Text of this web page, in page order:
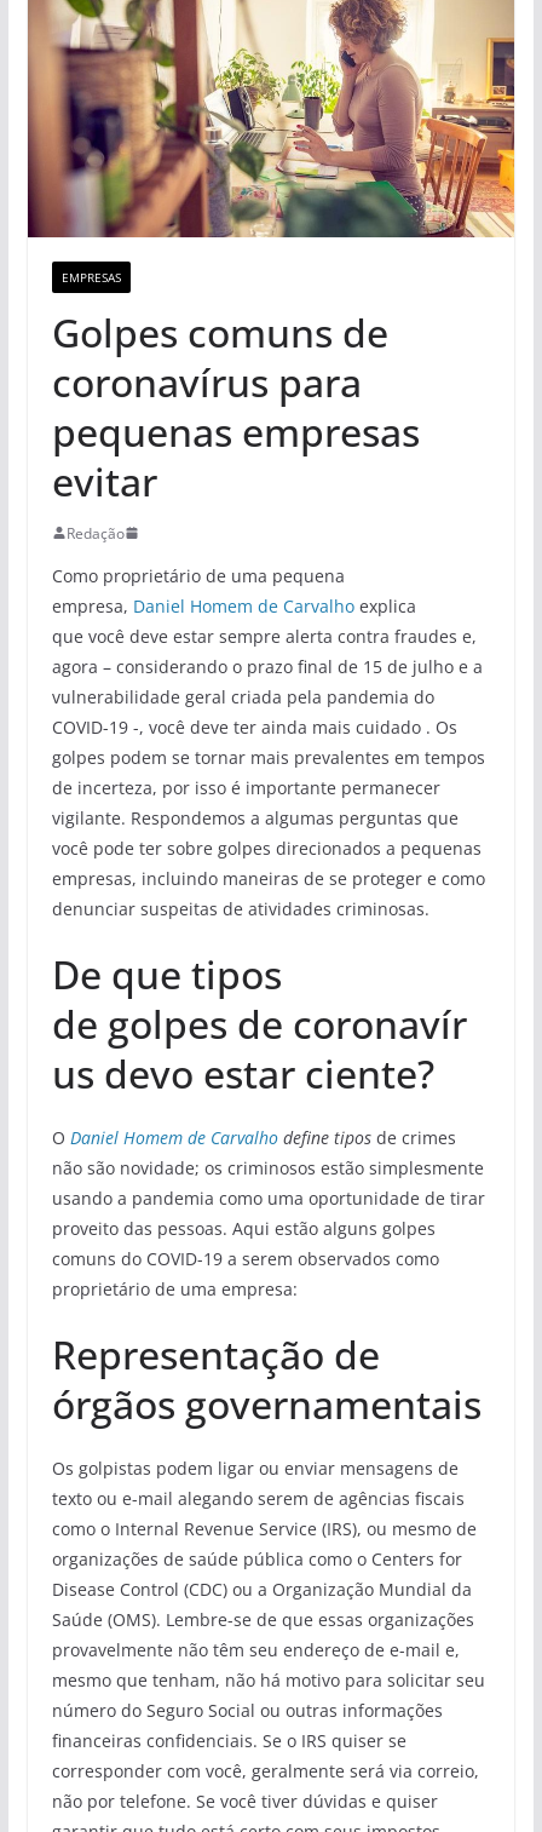
EMPRESAS
Golpes comuns de
coronavírus para
pequenas empresas
evitar
Redação
Como proprietário de uma pequena
empresa, Daniel Homem de Carvalhoexplica
que você deve estar sempre alerta contra fraudes e,
agora – considerando o prazo final de 15 de julho e a
vulnerabilidade geral criada pela pandemia do
COVID-19 -, você deve ter ainda mais cuidado . Os
golpes podem se tornar mais prevalentes em tempos
de incerteza, por isso é importante permanecer
vigilante. Respondemos a algumas perguntas que
você pode ter sobre golpes direcionados a pequenas
empresas, incluindo maneiras de se proteger e como
denunciar suspeitas de atividades criminosas.
De que tipos
de golpes de coronavír
us devo estar ciente?
O Daniel Homem de Carvalhodefine tipos de crimes
não são novidade; os criminosos estão simplesmente
usando a pandemia como uma oportunidade de tirar
proveito das pessoas. Aqui estão alguns golpes
comuns do COVID-19 a serem observados como
proprietário de uma empresa:
Representação de
órgãos governamentais
Os golpistas podem ligar ou enviar mensagens de
texto ou e-mail alegando serem de agências fiscais
como o Internal Revenue Service (IRS), ou mesmo de
organizações de saúde pública como o Centers for
Disease Control (CDC) ou a Organização Mundial da
Saúde (OMS). Lembre-se de que essas organizações
provavelmente não têm seu endereço de e-mail e,
mesmo que tenham, não há motivo para solicitar seu
número do Seguro Social ou outras informações
financeiras confidenciais. Se o IRS quiser se
corresponder com você, geralmente será via correio,
não por telefone. Se você tiver dúvidas e quiser